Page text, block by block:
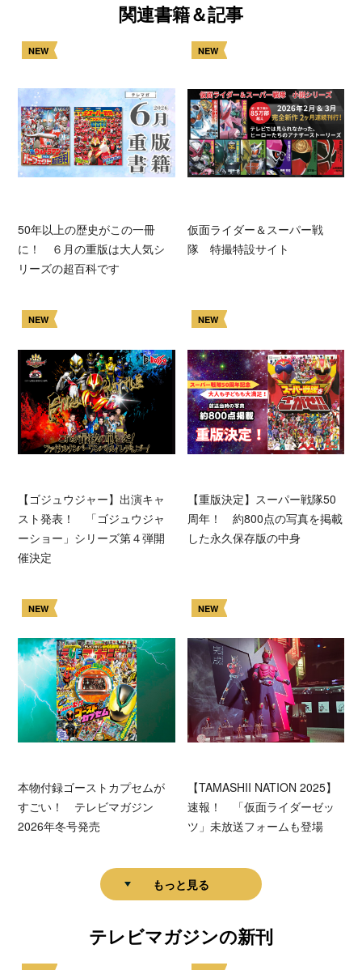
関連書籍＆記事
NEW
50年以上の歴史がこの一冊
に！ ６月の重版は大人気シ
リーズの超百科です
NEW
仮面ライダー＆スーパー戦
隊 特撮特設サイト
NEW
【ゴジュウジャー】出演キャ
スト発表！ 「ゴジュウジャ
ーショー」シリーズ第４弾開
催決定
NEW
【重版決定】スーパー戦隊50
周年！ 約800点の写真を掲載
した永久保存版の中身
NEW
本物付録ゴーストカプセムが
すごい！ テレビマガジン
2026年冬号発売
NEW
【TAMASHII NATION 2025】
速報！ 「仮面ライダーゼッ
ツ」未放送フォームも登場
もっと見る
テレビマガジンの新刊